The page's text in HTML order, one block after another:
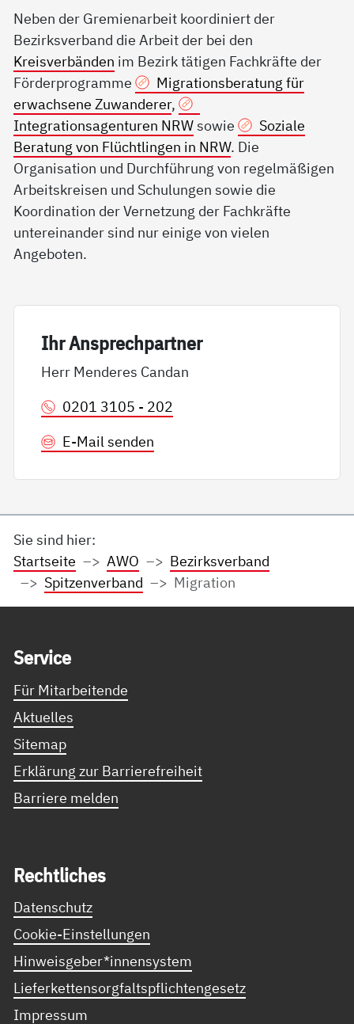
Neben der Gremienarbeit koordiniert der
Bezirksverband die Arbeit der bei den
Kreisverbänden im Bezirk tätigen Fachkräfte der
Förderprogramme
Migrationsberatung für
erwachsene Zuwanderer,
Integrationsagenturen NRWsowie
Soziale
Beratung von Flüchtlingen in NRW. Die
Organisation und Durchführung von regelmäßigen
Arbeitskreisen und Schulungen sowie die
Koordination der Vernetzung der Fachkräfte
untereinander sind nur einige von vielen
Angeboten.
Ihr An­sp­rech­part­ner
Herr Menderes Candan
0201 3105 - 202
E-Mail senden
Sie sind hier:
Startseite
AWO
Bezirksverband
Spitzenverband
Migration
Ser­vice
Für Mitarbeitende
Aktuelles
Sitemap
Erklärung zur Barrierefreiheit
Barriere melden
Recht­li­ches
Datenschutz
Cookie-Einstellungen
Hinweisgeber*innensystem
Lieferkettensorgfaltspflichtengesetz
Impressum